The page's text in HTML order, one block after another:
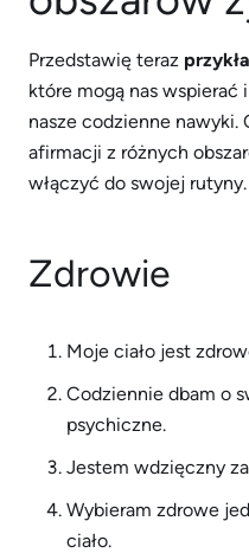
Przedstawię teraz
które mogą nas wspierać
nasze codzienne nawyki.
afirmacji z różnych
włączyć do swojej rutyny.
Zdrowie
Moje ciało jest
Codziennie dbam o
psychiczne.
Jestem wdzięczny
Wybieram zdrowe
ciało.